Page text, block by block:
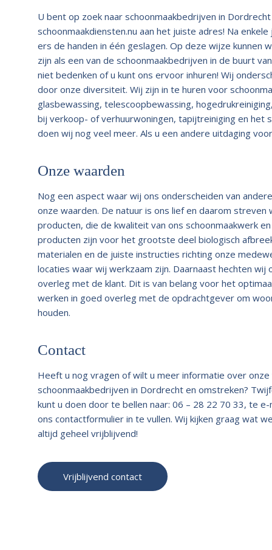
U bent op zoek naar schoonmaakbedrijven in
schoonmaakdiensten.nu aan het juiste adres! Na
ers de handen in één geslagen. Op deze wijze kunnen
zijn als een van de schoonmaakbedrijven in de buurt
niet bedenken of u kunt ons ervoor inhuren! Wij
door onze diversiteit. Wij zijn in te huren voor
glasbewassing, telescoopbewassing,
bij verkoop- of verhuurwoningen, tapijtreiniging en het
doen wij nog veel meer. Als u een andere uitdaging
Onze waarden
Nog een aspect waar wij ons onderscheiden van
onze waarden. De natuur is ons lief en daarom
producten, die de kwaliteit van ons schoonmaakwerk
producten zijn voor het grootste deel biologisch
materialen en de juiste instructies richting onze
locaties waar wij werkzaam zijn. Daarnaast hechten
overleg met de klant. Dit is van belang voor het
werken in goed overleg met de opdrachtgever om
houden.
Contact
Heeft u nog vragen of wilt u meer informatie over onze
schoonmaakbedrijven in Dordrecht en omstreken?
kunt u doen door te bellen naar: 06 – 28 22 70 33, te e-
ons contactformulier in te vullen. Wij kijken graag wat
altijd geheel vrijblijvend!
Vrijblijvend contact